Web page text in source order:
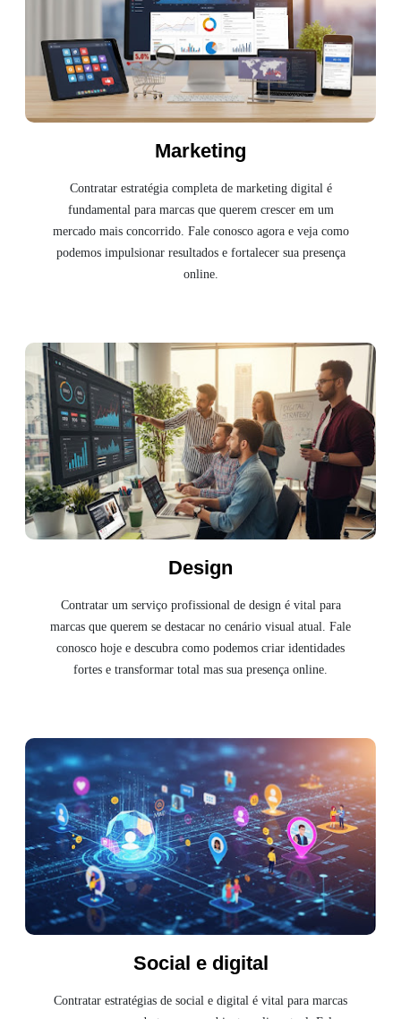
Marketing
Contratar estratégia completa de marketing digital é
fundamental para marcas que querem crescer em um
mercado mais concorrido. Fale conosco agora e veja como
podemos impulsionar resultados e fortalecer sua presença
online.
Design
Contratar um serviço profissional de design é vital para
marcas que querem se destacar no cenário visual atual. Fale
conosco hoje e descubra como podemos criar identidades
fortes e transformar total mas sua presença online.
Social e digital
Contratar estratégias de social e digital é vital para marcas